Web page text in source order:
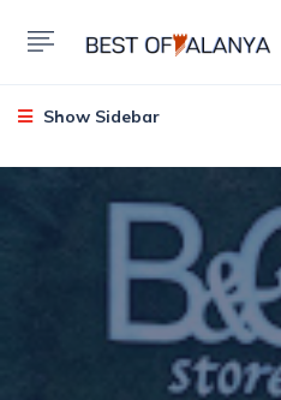
Show Sidebar